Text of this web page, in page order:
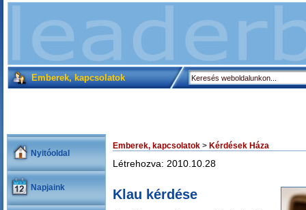
Emberek, kapcsolatok
Nyitóoldal
Napjaink
Emberek, kapcsolatok > Kérdések Háza
Létrehozva: 2010.10.28
Klau kérdése